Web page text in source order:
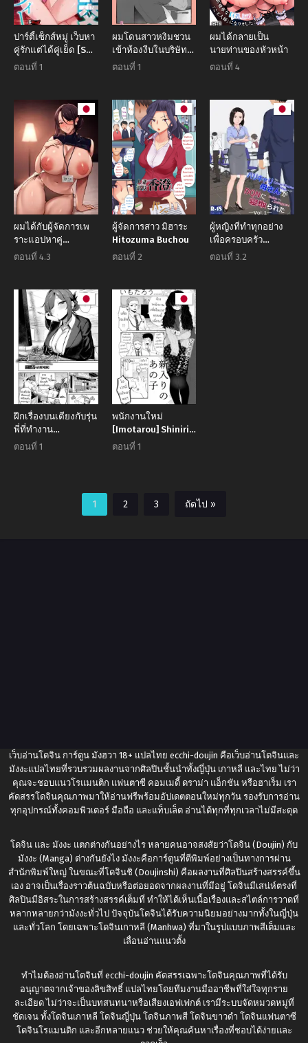
ปาร์ตี้เซ็กส์หมู่ เว็บหา
คู่รักแต่ได้คู่เย็ด [San
Kento]
ตอนที่ 1
ผมโดนสาวหงิมชวน
เข้าห้องงีบในบริษัท
[Hararame]
Shitsu de Dōki no
Musume to…
ตอนที่ 1
ผมได้กลายเป็น
นายท่านของหัวหน้า
ตอนที่ 4
ผมได้กับผู้จัดการเพ
ราะแอปหาคู่
[Botamochi]
SeFri ni Naru nante
I never thought
that devilish
Manager would
become my Fuck
Buddy
ตอนที่ 4.3
ผู้จัดการสาว มิฮาระ
Hitozuma Buchou
ตอนที่ 2
ผู้หญิงที่ทำทุกอย่าง
เพื่อครอบครัว
[Kiyama Haru]
ตอนที่ 3.2
ฝึกเรื่องบนเตียงกับรุ่น
พี่ที่ทำงาน
[Waremono] Aibiki
ตอนที่ 1
พนักงานใหม่
[Imotarou] Shiniri
no Ano Ko The New
ตอนที่ 1
1 2 3 ถัดไป »
เว็บอ่านโดจิน การ์ตูน มังฮวา 18+ แปลไทย ecchi-doujin คือเว็บอ่านโดจินและ
มังงะแปลไทยที่รวบรวมผลงานจากศิลปินชั้นนำทั้งญี่ปุ่น เกาหลี และไทย ไม่ว่า
คุณจะชอบแนวโรแมนติก แฟนตาซี คอมเมดี้ ดราม่า แอ็กชัน หรือฮาเร็ม เรา
คัดสรรโดจินคุณภาพมาให้อ่านฟรีพร้อมอัปเดตตอนใหม่ทุกวัน รองรับการอ่าน
ทุกอุปกรณ์ทั้งคอมพิวเตอร์ มือถือ และแท็บเล็ต อ่านได้ทุกที่ทุกเวลาไม่มีสะดุด
โดจิน และ มังงะ แตกต่างกันอย่างไร หลายคนอาจสงสัยว่าโดจิน (Doujin) กับ
มังงะ (Manga) ต่างกันยังไง มังงะคือการ์ตูนที่ตีพิมพ์อย่างเป็นทางการผ่าน
สำนักพิมพ์ใหญ่ ในขณะที่โดจินชิ (Doujinshi) คือผลงานที่ศิลปินสร้างสรรค์ขึ้น
เอง อาจเป็นเรื่องราวต้นฉบับหรือต่อยอดจากผลงานที่มีอยู่ โดจินมีเสน่ห์ตรงที่
ศิลปินมีอิสระในการสร้างสรรค์เต็มที่ ทำให้ได้เห็นเนื้อเรื่องและสไตล์การวาดที่
หลากหลายกว่ามังงะทั่วไป ปัจจุบันโดจินได้รับความนิยมอย่างมากทั้งในญี่ปุ่น
และทั่วโลก โดยเฉพาะโดจินเกาหลี (Manhwa) ที่มาในรูปแบบภาพสีเต็มและ
เลื่อนอ่านแนวตั้ง
ทำไมต้องอ่านโดจินที่ ecchi-doujin คัดสรรเฉพาะโดจินคุณภาพที่ได้รับ
อนุญาตจากเจ้าของลิขสิทธิ์ แปลไทยโดยทีมงานมืออาชีพที่ใส่ใจทุกราย
ละเอียด ไม่ว่าจะเป็นบทสนทนาหรือเสียงเอฟเฟกต์ เรามีระบบจัดหมวดหมู่ที่
ชัดเจน ทั้งโดจินเกาหลี โดจินญี่ปุ่น โดจินภาพสี โดจินขาวดำ โดจินแฟนตาซี
โดจินโรแมนติก และอีกหลายแนว ช่วยให้คุณค้นหาเรื่องที่ชอบได้ง่ายและ